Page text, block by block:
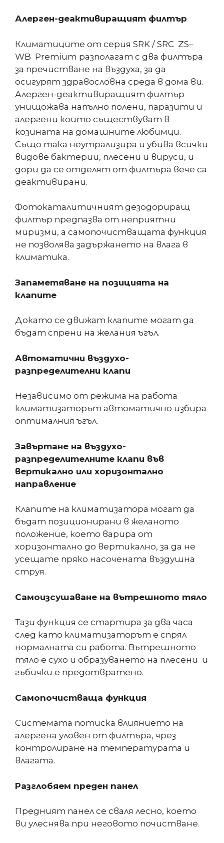
Алерген-деактивиращият филтър
Климатиците от серия SRK / SRC ZS–
WB Premium разполагат с два филтъра
за пречистване на въздуха, за да
осигурят здравословна среда в дома ви.
Алерген-деактивиращият филтър
унищожава напълно полени, паразити и
алергени които съществуват в
козината на домашните любимци.
Също така неутрализира и убива всички
видове бактерии, плесени и вируси, и
дори да се отделят от филтъра вече са
деактивирани.
Фотокаталитичният дезодориращ
филтър предпазва от неприятни
миризми, а самопочистващата функция
не позволява задържането на влага в
климатика.
Запаметяване на позицията на
клапите
Докато се движат клапите могат да
бъдат спрени на желания ъгъл.
Автоматични въздухо-
разпределителни клапи
Независимо от режима на работа
климатизаторът автоматично избира
оптималния ъгъл.
Завъртане на въздухо-
разпределителните клапи във
вертикално или хоризонтално
направление
Клапите на климатизатора могат да
бъдат позиционирани в желаното
положение, което варира от
хоризонтално до вертикално, за да не
усещате пряко насочената въздушна
струя.
Самоизсушаване на вътрешното тяло
Тази функция се стартира за два часа
след като климатизаторът е спрял
нормалната си работа. Вътрешното
тяло е сухо и образуването на плесени и
гъбички е предотвратено.
Самопочистваща функция
Системата потиска влиянието на
алергена уловен от филтъра, чрез
контролиране на температурата и
влагата.
Разглобяем преден панел
Предният панел се сваля лесно, което
ви улеснява при неговото почистване.